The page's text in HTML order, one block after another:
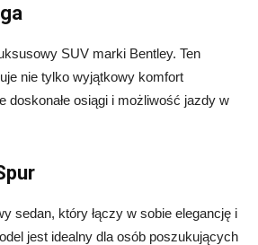
SUV marki Bentley. Ten
nie tylko wyjątkowy komfort
doskonałe osiągi i możliwość jazdy w
sedan, który łączy w sobie elegancję i
jest idealny dla osób poszukujących